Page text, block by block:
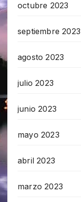
octubre 2023
septiembre 2023
agosto 2023
julio 2023
junio 2023
mayo 2023
abril 2023
marzo 2023